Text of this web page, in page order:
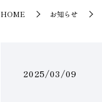
HOME お知らせ
2025/03/09